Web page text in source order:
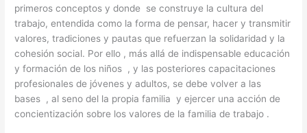
primeros conceptos y donde se construye la cultura del
trabajo, entendida como la forma de pensar, hacer y transmitir
valores, tradiciones y pautas que refuerzan la solidaridad y la
cohesión social. Por ello , más allá de indispensable educación
y formación de los niños , y las posteriores capacitaciones
profesionales de jóvenes y adultos, se debe volver a las
bases , al seno del la propia familia y ejercer una acción de
concientización sobre los valores de la familia de trabajo .